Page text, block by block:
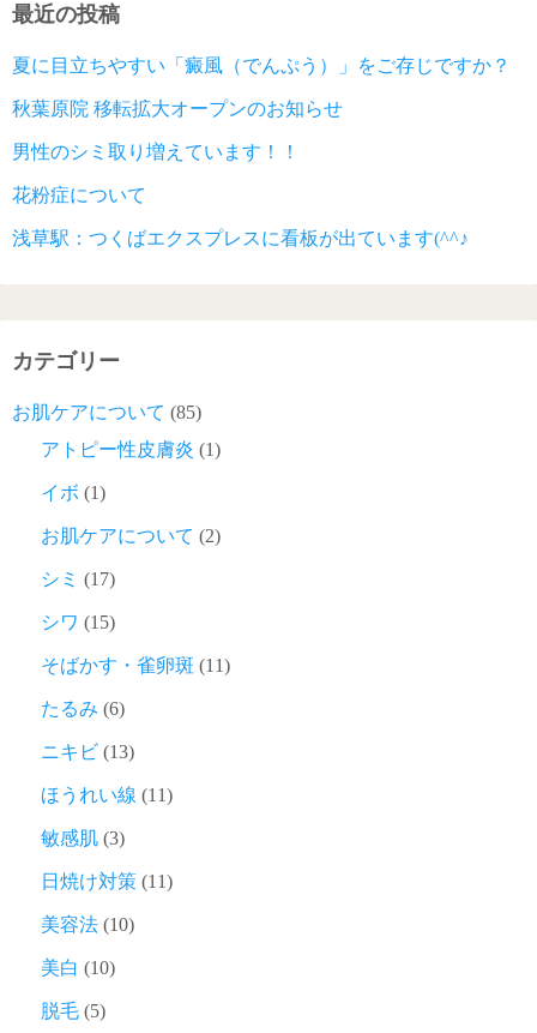
最近の投稿
夏に目立ちやすい「癜風（でんぷう）」をご存じですか？
秋葉原院 移転拡大オープンのお知らせ
男性のシミ取り増えています！！
花粉症について
浅草駅：つくばエクスプレスに看板が出ています(^^♪
カテゴリー
お肌ケアについて (85)
アトピー性皮膚炎 (1)
イボ (1)
お肌ケアについて (2)
シミ (17)
シワ (15)
そばかす・雀卵斑 (11)
たるみ (6)
ニキビ (13)
ほうれい線 (11)
敏感肌 (3)
日焼け対策 (11)
美容法 (10)
美白 (10)
脱毛 (5)